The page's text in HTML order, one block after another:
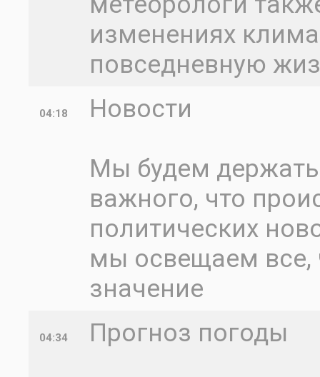
изменениях
повседневную
04:18
Новости
Мы будем держать
важного, что
политических
мы освещаем все,
значение
04:34
Прогноз погоды